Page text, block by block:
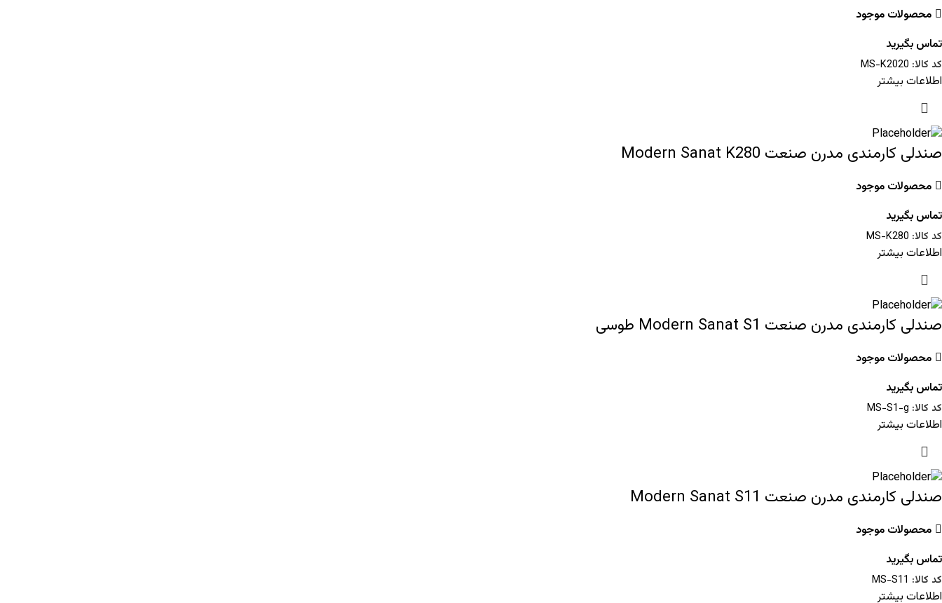
محصولات موجود
تماس بگیرید
کد کالا: MS-K2020
اطلاعات بیشتر
صندلی کارمندی مدرن صنعت Modern Sanat K280
محصولات موجود
تماس بگیرید
کد کالا: MS-K280
اطلاعات بیشتر
صندلی کارمندی مدرن صنعت Modern Sanat S1 طوسی
محصولات موجود
تماس بگیرید
کد کالا: MS-S1-g
اطلاعات بیشتر
صندلی کارمندی مدرن صنعت Modern Sanat S11
محصولات موجود
تماس بگیرید
کد کالا: MS-S11
اطلاعات بیشتر